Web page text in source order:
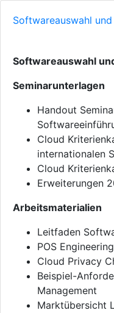
Softwareauswahl
Softwareauswahl
Seminarunterlagen
Handout
Cloud
internationalen
Cloud
Erweiterungen
Arbeitsmaterialien
Leitfaden
POS
Cloud Privacy
Beispiel-
Management
Marktübersicht